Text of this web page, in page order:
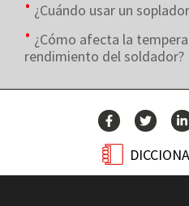
¿Cuándo usar un
¿Cómo afecta la
rendimiento del soldador?